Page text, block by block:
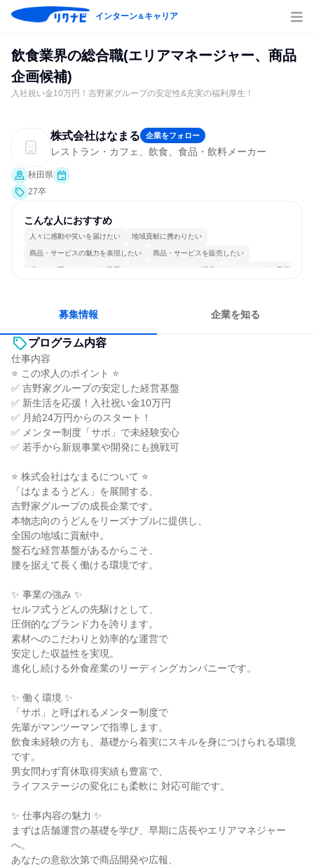
インターン＆キャリア
飲食業界の総合職(エリアマネージャー、商品
企画候補)
入社祝い金10万円！吉野家グループの安定性&充実の福利厚生！
株式会社はなまる 企業をフォロー
レストラン・カフェ、飲食、食品・飲料メーカー
秋田県
27卒
こんな人におすすめ
人々に感動や笑いを届けたい 地域貢献に携わりたい
商品・サービスの魅力を表現したい 商品・サービスを販売したい
穏やかで互いのペースを尊重 コミュニケーションが活発 チームワークを重視
募集情報 企業を知る
プログラム内容
仕事内容
⭐ この求人のポイント ⭐
✅ 吉野家グループの安定した経営基盤
✅ 新生活を応援！入社祝い金10万円
✅ 月給24万円からのスタート！
✅ メンター制度「サポ」で未経験安心
✅ 若手から新規事業や開発にも挑戦可
⭐ 株式会社はなまるについて ⭐
「はなまるうどん」を展開する、
吉野家グループの成長企業です。
本物志向のうどんをリーズナブルに提供し、
全国の地域に貢献中。
盤石な経営基盤があるからこそ、
腰を据えて長く働ける環境です。
✨ 事業の強み ✨
セルフ式うどんの先駆けとして、
圧倒的なブランド力を誇ります。
素材へのこだわりと効率的な運営で
安定した収益性を実現。
進化し続ける外食産業のリーディングカンパニーです。
✨ 働く環境 ✨
「サポ」と呼ばれるメンター制度で
先輩がマンツーマンで指導します。
飲食未経験の方も、基礎から着実にスキルを身につけられる環境
です。
男女問わず育休取得実績も豊富で、
ライフステージの変化にも柔軟に 対応可能です。
✨ 仕事内容の魅力 ✨
まずは店舗運営の基礎を学び、早期に店長やエリアマネジャー
へ。
あなたの意欲次第で商品開発や広報、